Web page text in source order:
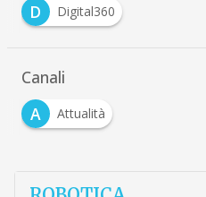
D
Digital360
Canali
A
Attualità